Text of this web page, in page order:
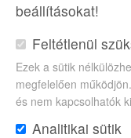
beállításokat!
Feltétlenül
Ezek a sütik
megfelelően
és nem kapcsolhatók
Analitikai sütik